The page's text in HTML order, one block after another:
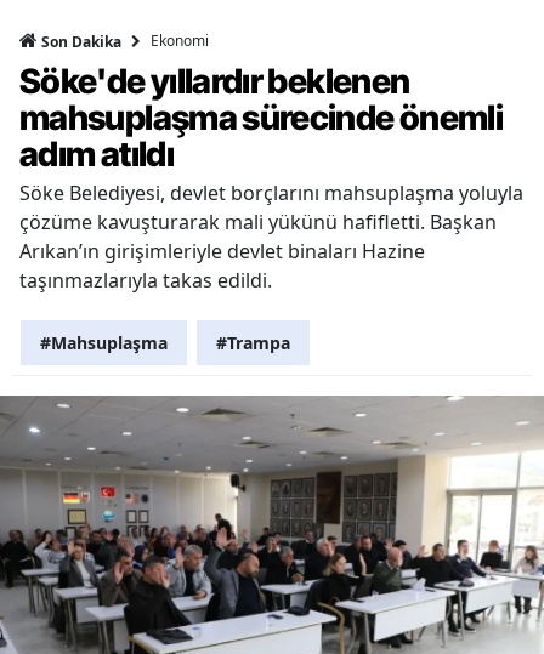
Son Dakika Ekonomi
Söke'de yıllardır beklenen
mahsuplaşma sürecinde önemli
adım atıldı
Söke Belediyesi, devlet borçlarını mahsuplaşma yoluyla
çözüme kavuşturarak mali yükünü hafifletti. Başkan
Arıkan’ın girişimleriyle devlet binaları Hazine
taşınmazlarıyla takas edildi.
#Mahsuplaşma #Trampa